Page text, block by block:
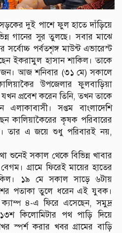
দুই পাশে ফুল হাতে দাঁড়িয়ে
গানের সুর তুলছে। সবার মাঝে
সর্বোচ্চ পর্বতশৃঙ্গ মাউন্ট এভারেস্ট
ইকরামুল হাসান শাকিল। তাকে
আজ শনিবার (৩১ মে) সকালে
উপজেলার ফুলবাড়িয়া
যখন প্রবেশ করেন তিনি, তখন তাকে
এলাকাবাসী। সপ্তম বাংলাদেশি
কালিয়াকৈরের কৃষক পরিবারের
তার এ জয়ে শুধু পরিবারই নয়,
শুনেই সকাল থেকে বিভিন্ন খাবার
বেগম। গ্রামে ফিরেই মায়ের হাতের
১৯ মে সকাল সাড়ে ৬টায়
পতাকা তুলে ধরেন এই যুবক।
৪-এ ফিরে এসেছেন, সমুদ্র
কিলোমিটার পথ পাড়ি দিয়ে
স্পর্শ করার খবর গ্রামের বাড়ি